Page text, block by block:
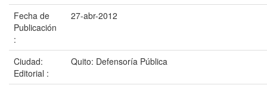
Fecha de
Publicación
:
27-abr-2012
Ciudad:
Editorial :
Quito: Defensoría Pública